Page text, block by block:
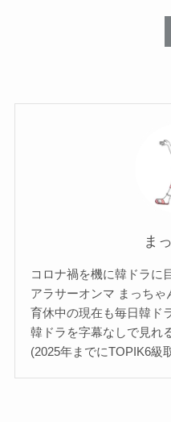
ま
コロナ禍を機に韓ドラに
アラサーオンマ まっちゃ
育休中の現在も毎日韓ド
韓ドラを字幕なしで見れ
(2025年までにTOPIK6級